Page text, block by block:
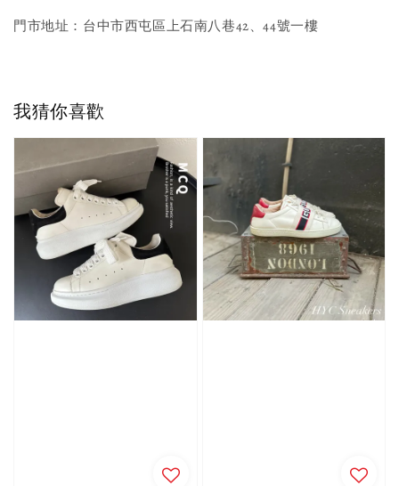
門市地址：台中市西屯區上石南八巷42、44號一樓
我猜你喜歡